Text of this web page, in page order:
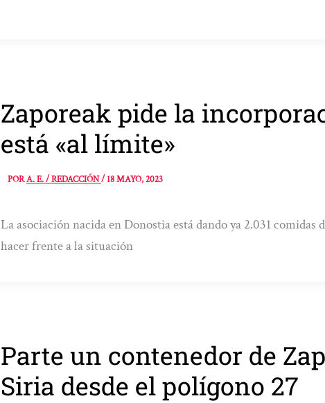
Zaporeak pide la
está «al límite»
PORA. E. / REDACCIÓN/18 MAYO, 2023
La asociación nacida en Donostia está dando ya 2.031 comidas
hacer frente a la situación
Parte un contenedor de
Siria desde el polígono 27